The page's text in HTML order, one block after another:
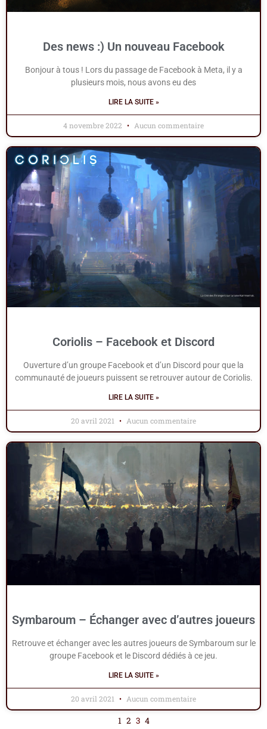
Des news :) Un nouveau Facebook
Bonjour à tous ! Lors du passage de Facebook à Meta, il y a
plusieurs mois, nous avons eu des
LIRE LA SUITE »
4 novembre 2022 Aucun commentaire
Coriolis – Facebook et Discord
Ouverture d’un groupe Facebook et d’un Discord pour que la
communauté de joueurs puissent se retrouver autour de Coriolis.
LIRE LA SUITE »
20 avril 2021 Aucun commentaire
Symbaroum – Échanger avec d’autres joueurs
Retrouve et échanger avec les autres joueurs de Symbaroum sur le
groupe Facebook et le Discord dédiés à ce jeu.
LIRE LA SUITE »
20 avril 2021 Aucun commentaire
1 2 3 4